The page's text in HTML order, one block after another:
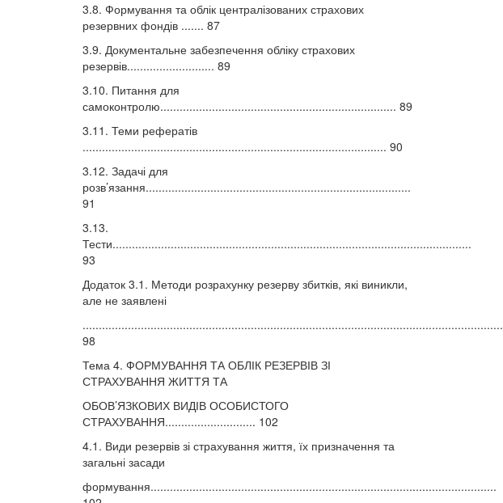
3.8. Формування та облік централізованих страхових
резервних фондів ....... 87
3.9. Документальне забезпечення обліку страхових
резервів........................... 89
3.10. Питання для
самоконтролю......................................................................... 89
3.11. Теми рефератів
.............................................................................................. 90
3.12. Задачі для
розв’язання..................................................................................
91
3.13.
Тести...............................................................................................................
93
Додаток 3.1. Методи розрахунку резерву збитків, які виникли,
але не заявлені
..................................................................................................................................
98
Тема 4. ФОРМУВАННЯ ТА ОБЛІК РЕЗЕРВІВ ЗІ
СТРАХУВАННЯ ЖИТТЯ ТА
ОБОВ’ЯЗКОВИХ ВИДІВ ОСОБИСТОГО
СТРАХУВАННЯ............................ 102
4.1. Види резервів зі страхування життя, їх призначення та
загальні засади
формування...........................................................................................................